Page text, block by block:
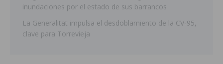
inundaciones por el estado de sus barrancos
La Generalitat impulsa el desdoblamiento de la CV-95,
clave para Torrevieja